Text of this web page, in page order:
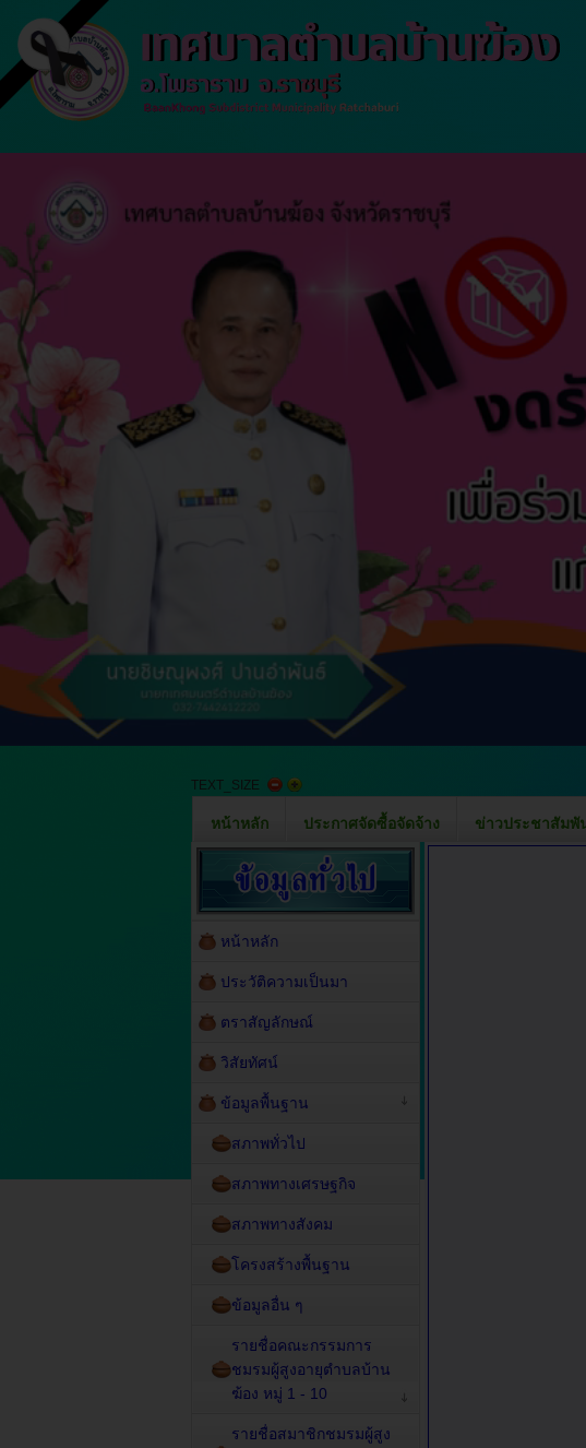
TEXT_SIZE
หน้าหลัก ประกาศจัดซื้อจัดจ้าง ข่าวประชาสัมพั
หน้าหลัก
ประวัติความเป็นมา
ตราสัญลักษณ์
วิสัยทัศน์
ข้อมูลพื้นฐาน
สภาพทั่วไป
สภาพทางเศรษฐกิจ
สภาพทางสังคม
โครงสร้างพื้นฐาน
ข้อมูลอื่น ๆ
รายชื่อคณะกรรมการ
ชมรมผู้สูงอายุตำบลบ้าน
ฆ้อง หมู่ 1 - 10
รายชื่อสมาชิกชมรมผู้สูง